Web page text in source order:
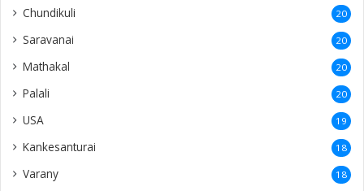
Chundikuli 20
Saravanai 20
Mathakal 20
Palali 20
USA 19
Kankesanturai 18
Varany 18